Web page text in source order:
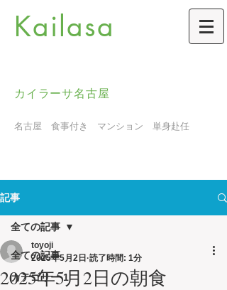
Kailasa
カイラーサ名古屋
名古屋 食事付き マンション 単身赴任
記事
全ての記事
カテゴリー 1
全ての記事
2025年5月2日の朝食
toyoji
2025年5月2日 読了時間: 1分